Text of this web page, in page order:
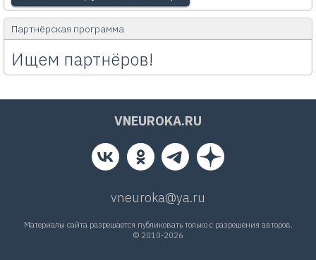
Партнёрская программа
Ищем партнёров!
VNEUROKA.RU
vneuroka@ya.ru
Материалы сайта разрешается публиковать только с разрешения авторов.
© 2010-2026